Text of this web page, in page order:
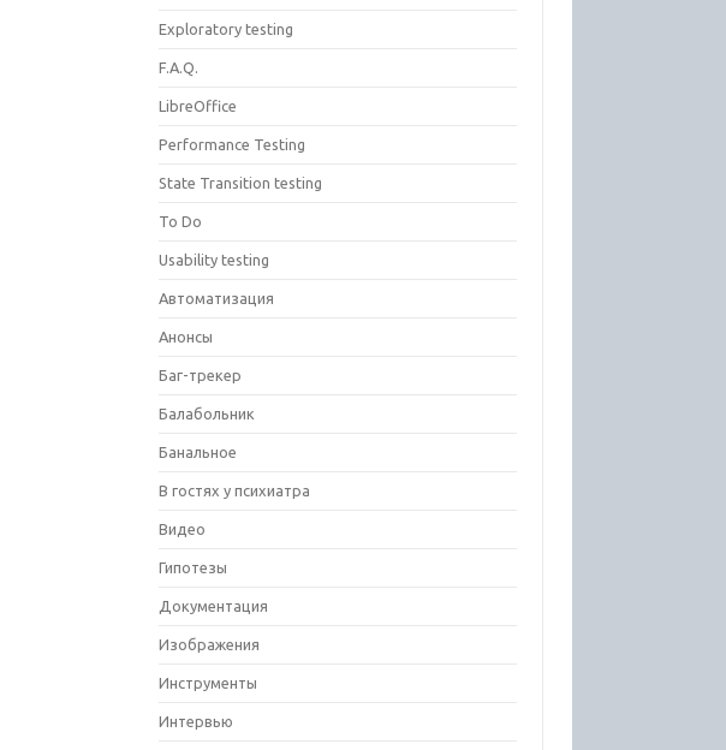
Exploratory testing
F.A.Q.
LibreOffice
Performance Testing
State Transition testing
To Do
Usability testing
Автоматизация
Анонсы
Баг-трекер
Балабольник
Банальное
В гостях у психиатра
Видео
Гипотезы
Документация
Изображения
Инструменты
Интервью